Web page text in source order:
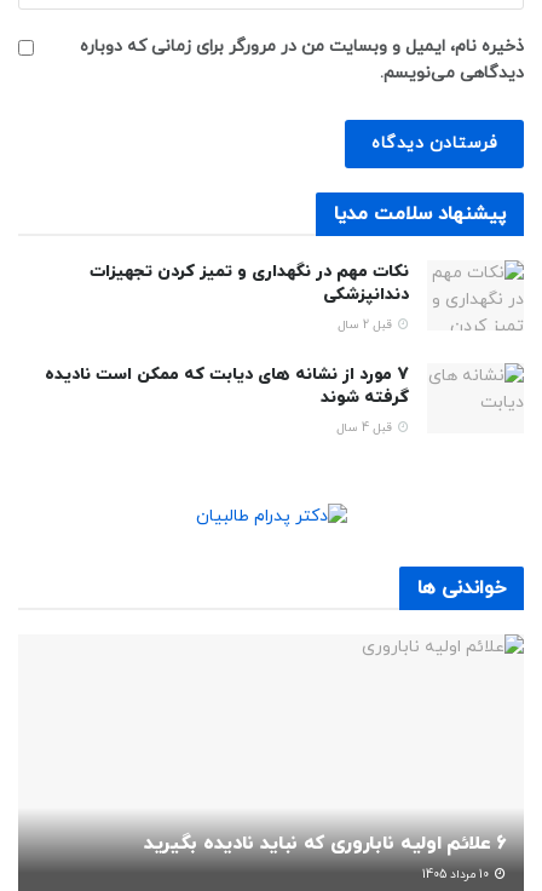
ذخیره نام، ایمیل و وبسایت من در مرورگر برای زمانی که دوباره
دیدگاهی می‌نویسم.
پیشنهاد سلامت مدیا
نکات مهم در نگهداری و تمیز کردن تجهیزات
دندانپزشکی
قبل 2 سال
7 مورد از نشانه های دیابت که ممکن است نادیده
گرفته شوند
قبل 4 سال
خواندنی ها
6 علائم اولیه ناباروری که نباید نادیده بگیرید